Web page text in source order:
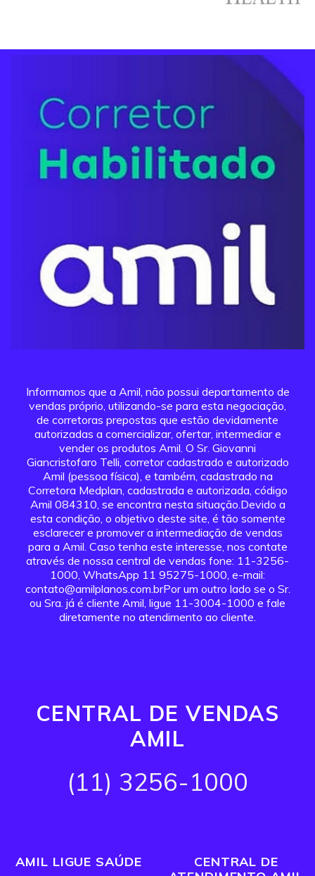
Informamos que a Amil, não possui departamento de
vendas próprio, utilizando-se para esta negociação,
de corretoras prepostas que estão devidamente
autorizadas a comercializar, ofertar, intermediar e
vender os produtos Amil. O Sr. Giovanni
Giancristofaro Telli, corretor cadastrado e autorizado
Amil (pessoa física), e também, cadastrado na
Corretora Medplan, cadastrada e autorizada, código
Amil 084310, se encontra nesta situação.Devido a
esta condição, o objetivo deste site, é tão somente
esclarecer e promover a intermediação de vendas
para a Amil. Caso tenha este interesse, nos contate
através de nossa central de vendas fone: 11-3256-
1000, WhatsApp 11 95275-1000, e-mail:
contato@amilplanos.com.brPor um outro lado se o Sr.
ou Sra. já é cliente Amil, ligue 11-3004-1000 e fale
diretamente no atendimento ao cliente.
CENTRAL DE VENDAS
AMIL
(11) 3256-1000
AMIL LIGUE SAÚDE
CENTRAL DE